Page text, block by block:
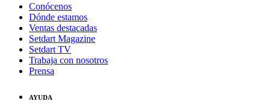
Conócenos
Dónde estamos
Ventas destacadas
Setdart Magazine
Setdart TV
Trabaja con nosotros
Prensa
AYUDA